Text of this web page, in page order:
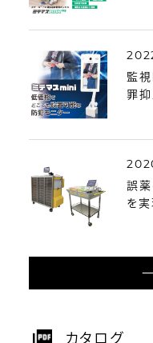
監
罪
誤薬
を
カタログ